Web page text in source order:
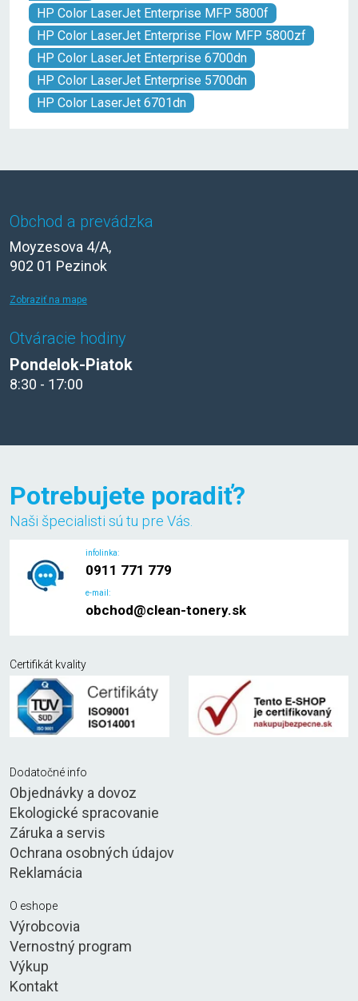
HP Color LaserJet Enterprise MFP 5800f
HP Color LaserJet Enterprise Flow MFP 5800zf
HP Color LaserJet Enterprise 6700dn
HP Color LaserJet Enterprise 5700dn
HP Color LaserJet 6701dn
Obchod a prevádzka
Moyzesova 4/A,
902 01 Pezinok
Zobraziť na mape
Otváracie hodiny
Pondelok-Piatok
8:30 - 17:00
Potrebujete poradiť?
Naši špecialisti sú tu pre Vás.
infolinka:
0911 771 779
e-mail:
obchod@clean-tonery.sk
Certifikát kvality
Dodatočné info
Objednávky a dovoz
Ekologické spracovanie
Záruka a servis
Ochrana osobných údajov
Reklamácia
O eshope
Výrobcovia
Vernostný program
Výkup
Kontakt